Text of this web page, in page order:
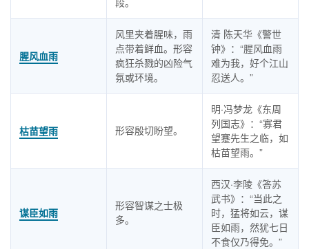
腥风血雨
风里夹着腥味，雨
点带着鲜血。形容
疯狂杀戮的凶险气
氛或环境。
清 陈天华《警世
钟》：“腥风血雨
难为我，好个江山
忍送人。”
枯苗望雨 形容殷切盼望。
明·冯梦龙《东周
列国志》：“寡君
望蹇先生之临，如
枯苗望雨。”
谋臣如雨
形容智谋之士极
多。
西汉·李陵《答苏
武书》：“当此之
时，猛将如云，谋
臣如雨，然犹七日
不食仅乃得免。”